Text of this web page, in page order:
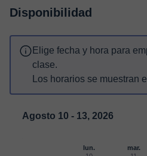
Disponibilidad
Elige fecha y hora para
clase.
Los horarios se muestran
Agosto 10 - 13, 2026
lun.
mar.